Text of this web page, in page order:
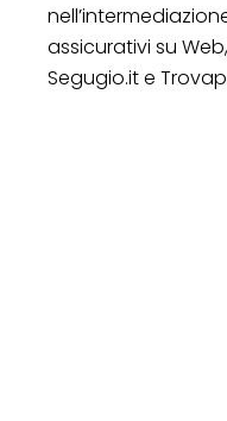
assicurativi su
Segugio.it e